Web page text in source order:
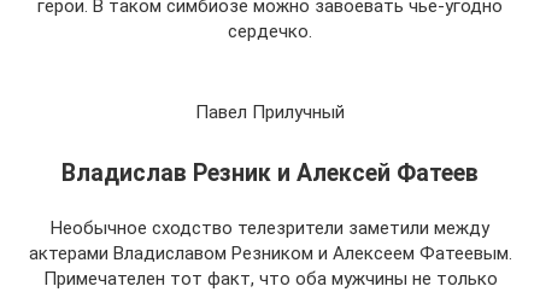
герои. В таком симбиозе можно завоевать чье-угодно
сердечко.
Павел Прилучный
Владислав Резник и Алексей Фатеев
Необычное сходство телезрители заметили между
актерами Владиславом Резником и Алексеем Фатеевым.
Примечателен тот факт, что оба мужчины не только